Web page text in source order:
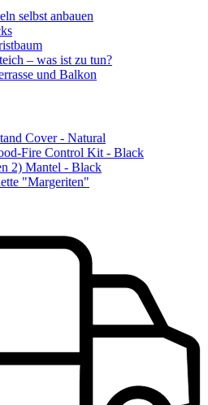
selbst anbauen
– was ist zu tun?
und Balkon
Cover - Natural
Fire Control Kit - Black
2) Mantel - Black
"Margeriten"